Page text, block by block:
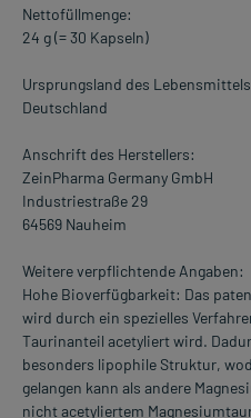
Nettofüllmenge:
24 g (= 30 Kapseln)
Ursprungsland des
Deutschland
Anschrift des Herstellers:
ZeinPharma Germany GmbH
Industriestraße 29
64569 Nauheim
Weitere verpflichtende Angaben:
Hohe Bioverfügbarkeit: Das
wird durch ein spezielles
Taurinanteil acetyliert wird.
besonders lipophile Struktur,
gelangen kann als andere
nicht acetyliertem